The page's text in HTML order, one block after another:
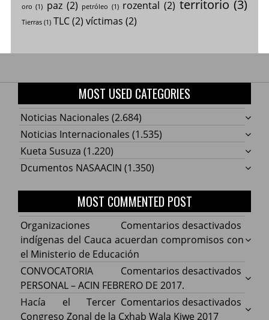
oro (1) paz (2) petróleo (1) rozental (2) territorio (3)
Tierras(1) TLC(2) víctimas (2)
MOST USED CATEGORIES
Noticias Nacionales (2.684)
Noticias Internacionales (1.535)
Kueta Susuza (1.220)
Dcumentos NASAACIN (1.350)
MOST COMMENTED POST
Comentarios desactivados
Cauca
Organizaciones
indígenas del Cauca acuerdan compromisos con
el Ministerio de Educación
Comentarios desactivados
CONVOCATORIA
PERSONAL – ACIN FEBRERO DE 2017.
Comentarios desactivados
Hacía
Hacía el Tercer
Congreso Zonal de la Cxhab Wala Kiwe 2017